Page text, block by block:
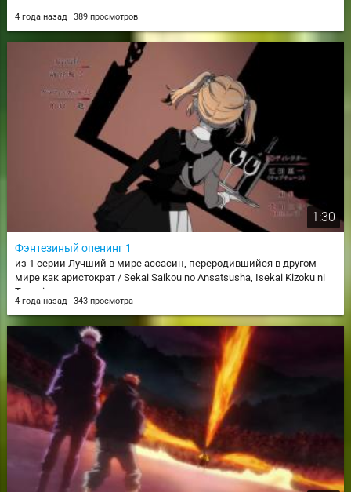
4 года назад 389 просмотров
1:30
Фэнтезиный опенинг 1
из 1 серии Лучший в мире ассасин, переродившийся в другом
мире как аристократ / Sekai Saikou no Ansatsusha, Isekai Kizoku ni
Tensei suru
4 года назад 343 просмотра